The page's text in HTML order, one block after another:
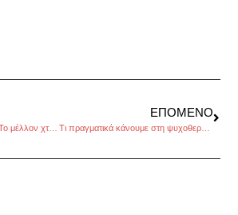
Νησιωτική Βιωσιμότητα: Το μέλλον χτίζεται με πράσινες ρίζες
ΕΠΌΜΕΝΟ
Τι πραγματικά κάνουμε στη ψυχοθεραπεία;